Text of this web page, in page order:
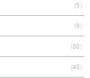
5
9
80
45